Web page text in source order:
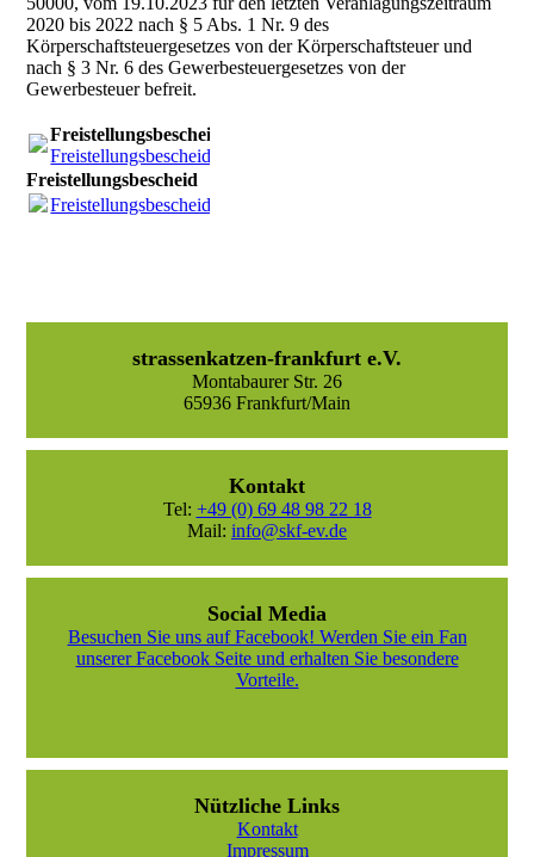
2020 bis 2022 nach § 5 Abs. 1 Nr. 9 des
Körperschaftsteuergesetzes von der Körperschaftsteuer und
nach § 3 Nr. 6 des Gewerbesteuergesetzes von der
Gewerbesteuer befreit.
Freistellungsbescheid
Freistellungsbescheid_231019.pdf
Freistellungsbescheid
Freistellungsbescheid_231019.pdf
strassenkatzen-frankfurt e.V.
Montabaurer Str. 26
65936 Frankfurt/Main
Kontakt
Tel: +49 (0) 69 48 98 22 18
Mail: info@skf-ev.de
Social Media
Besuchen Sie uns auf Facebook! Werden Sie ein Fan
unserer Facebook Seite und erhalten Sie besondere
Vorteile.
Nützliche Links
Kontakt
Impressum